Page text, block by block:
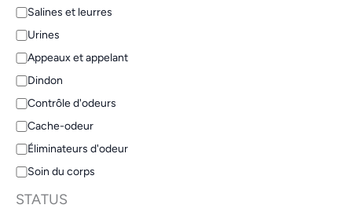
Salines et leurres
Urines
Appeaux et appelant
Dindon
Contrôle d'odeurs
Cache-odeur
Éliminateurs d'odeur
Soin du corps
STATUS